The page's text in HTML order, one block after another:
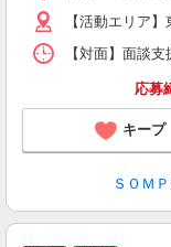
【活動エリア
【対面】面談
応募
キープ
ＳＯＭ